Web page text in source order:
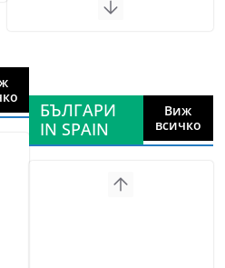
БЪЛГАРИ
IN SPAIN
Виж
всичко